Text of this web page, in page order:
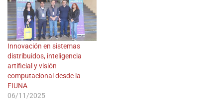
Innovación en sistemas
distribuidos, inteligencia
artificial y visión
computacional desde la
FIUNA
06/11/2025